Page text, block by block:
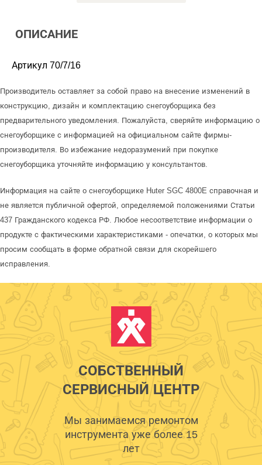
ОПИСАНИЕ
Артикул 70/7/16
Производитель оставляет за собой право на внесение изменений в
конструкцию, дизайн и комплектацию снегоуборщика без
предварительного уведомления. Пожалуйста, сверяйте информацию о
снегоуборщике с информацией на официальном сайте фирмы-
производителя. Во избежание недоразумений при покупке
снегоуборщика уточняйте информацию у консультантов.
Информация на сайте о снегоуборщике Huter SGC 4800E справочная и
не является публичной офертой, определяемой положениями Статьи
437 Гражданского кодекса РФ. Любое несоответствие информации о
продукте с фактическими характеристиками - опечатки, о которых мы
просим сообщать в форме обратной связи для скорейшего
исправления.
СОБСТВЕННЫЙ
СЕРВИСНЫЙ ЦЕНТР
Мы занимаемся ремонтом
инструмента уже более 15
лет